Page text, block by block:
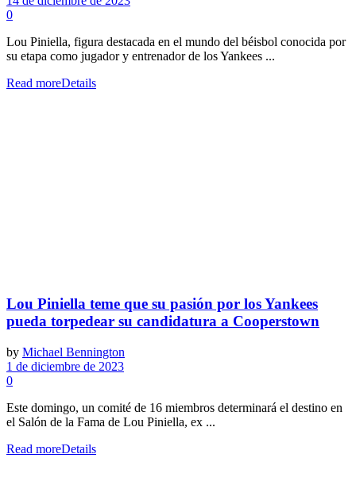
0
Lou Piniella, figura destacada en el mundo del béisbol conocida por
su etapa como jugador y entrenador de los Yankees ...
Read moreDetails
Lou Piniella teme que su pasión por los Yankees
pueda torpedear su candidatura a Cooperstown
by Michael Bennington
1 de diciembre de 2023
0
Este domingo, un comité de 16 miembros determinará el destino en
el Salón de la Fama de Lou Piniella, ex ...
Read moreDetails